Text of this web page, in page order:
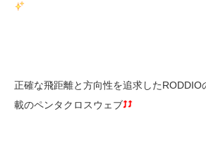
正確な飛距離と方向性を追求したRODDIO
載のペンタクロスウェブ